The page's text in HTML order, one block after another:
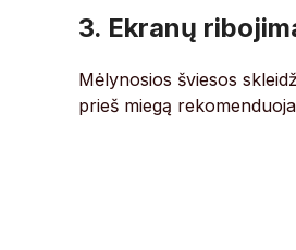
3. Ekranų
Mėlynosios šviesos
prieš miegą